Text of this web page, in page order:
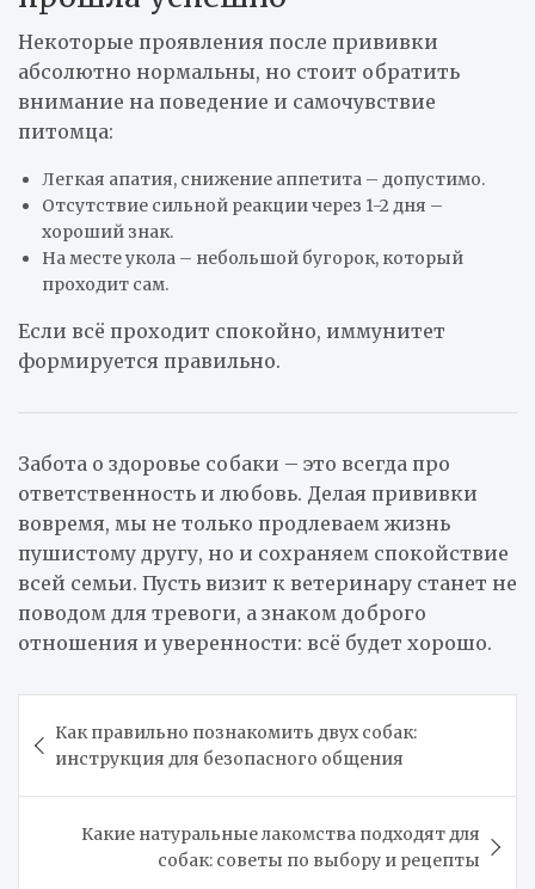
Некоторые проявления после прививки
абсолютно нормальны, но стоит обратить
внимание на поведение и самочувствие
питомца:
Легкая апатия, снижение аппетита – допустимо.
Отсутствие сильной реакции через 1-2 дня –
хороший знак.
На месте укола – небольшой бугорок, который
проходит сам.
Если всё проходит спокойно, иммунитет
формируется правильно.
Забота о здоровье собаки – это всегда про
ответственность и любовь. Делая прививки
вовремя, мы не только продлеваем жизнь
пушистому другу, но и сохраняем спокойствие
всей семьи. Пусть визит к ветеринару станет не
поводом для тревоги, а знаком доброго
отношения и уверенности: всё будет хорошо.
по
записям
Как правильно познакомить двух собак:
инструкция для безопасного общения
Какие натуральные лакомства подходят для
собак: советы по выбору и рецепты